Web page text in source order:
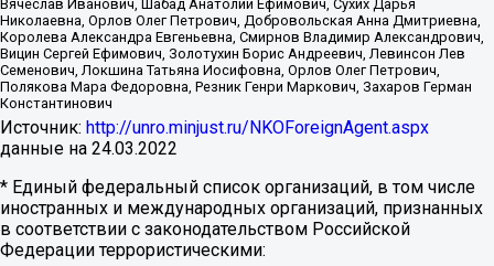
Вячеслав Иванович, Шабад Анатолий Ефимович, Сухих Дарья
Николаевна, Орлов Олег Петрович, Добровольская Анна Дмитриевна,
Королева Александра Евгеньевна, Смирнов Владимир Александрович,
Вицин Сергей Ефимович, Золотухин Борис Андреевич, Левинсон Лев
Семенович, Локшина Татьяна Иосифовна, Орлов Олег Петрович,
Полякова Мара Федоровна, Резник Генри Маркович, Захаров Герман
Константинович
Источник: http://unro.minjust.ru/NKOForeignAgent.aspx
данные на 24.03.2022
* Единый федеральный список организаций, в том числе
иностранных и международных организаций, признанных
в соответствии с законодательством Российской
Федерации террористическими: